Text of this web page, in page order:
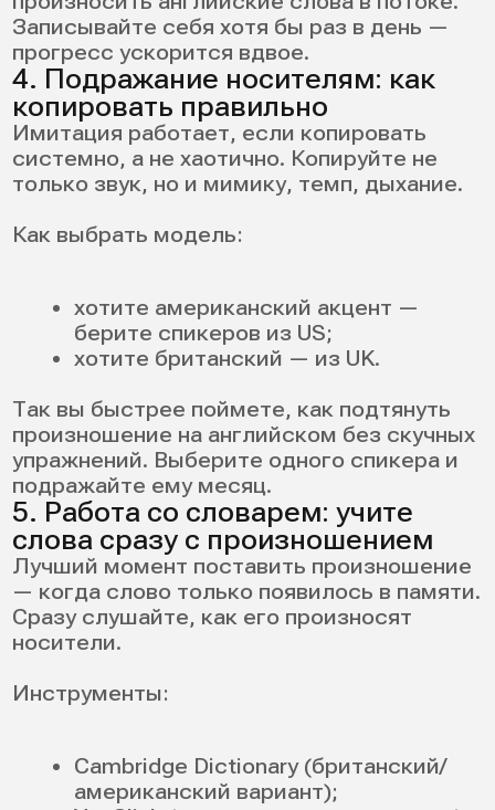
Типичные ошибки при
работе над
произношением
Ошибки почти всегда одинаковые — и
хорошие новости в том, что их легко
1. Учить звуки изолированно, без
контекста
Важно сразу переносить звук в слово и
фразу, иначе в реальной речи все
«разваливается».
2. Бояться акцента и стремиться к идеалу
Цель — понятность и уверенность, а не
абсолютная копия носителя.
3. Практиковаться редко, но много
раз в неделю.
Пока вы плохо понимаете английскую
речь на слух, вы будете искажать
образцы.